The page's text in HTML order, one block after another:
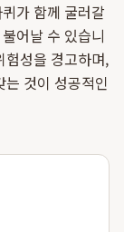
가 함께 굴러갈
어날 수 있습니
험성을 경고하며,
것이 성공적인